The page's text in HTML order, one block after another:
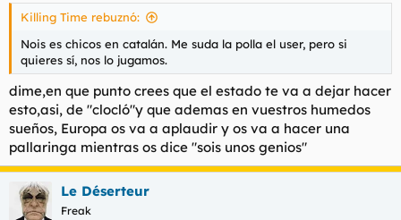
Killing Time rebuznó:
Nois es chicos en catalán. Me suda la polla el user, pero si
quieres sí, nos lo jugamos.
dime,en que punto crees que el estado te va a dejar hacer
esto,asi, de "clocló"y que ademas en vuestros humedos
sueños, Europa os va a aplaudir y os va a hacer una
pallaringa mientras os dice "sois unos genios"
Le Déserteur
Freak